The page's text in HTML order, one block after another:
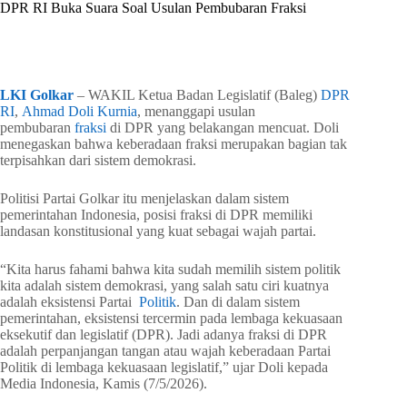
DPR RI Buka Suara Soal Usulan Pembubaran Fraksi
LKI Golkar – WAKIL Ketua Badan Legislatif (Baleg) DPR
RI, Ahmad Doli Kurnia, menanggapi usulan
pembubaran fraksi di DPR yang belakangan mencuat. Doli
menegaskan bahwa keberadaan fraksi merupakan bagian tak
terpisahkan dari sistem demokrasi.
Politisi Partai Golkar itu menjelaskan dalam sistem
pemerintahan Indonesia, posisi fraksi di DPR memiliki
landasan konstitusional yang kuat sebagai wajah partai.
“Kita harus fahami bahwa kita sudah memilih sistem politik
kita adalah sistem demokrasi, yang salah satu ciri kuatnya
adalah eksistensi Partai Politik. Dan di dalam sistem
pemerintahan, eksistensi tercermin pada lembaga kekuasaan
eksekutif dan legislatif (DPR). Jadi adanya fraksi di DPR
adalah perpanjangan tangan atau wajah keberadaan Partai
Politik di lembaga kekuasaan legislatif,” ujar Doli kepada
Media Indonesia, Kamis (7/5/2026).